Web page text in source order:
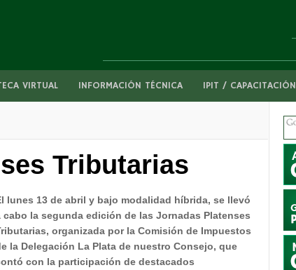
VIRTUAL INFORMACIÓN TÉCNICA IPIT / CAPACITACIÓN
Tributarias
lunes 13 de abril y bajo modalidad híbrida, se llevó
cabo la segunda edición de las Jornadas Platenses
organizada por la Comisión de Impuestos
la Delegación La Plata de nuestro Consejo, que
con la participación de destacados